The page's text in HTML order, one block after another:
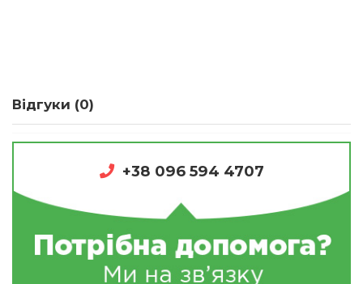
Відгуки (0)
+38 096 594 4707